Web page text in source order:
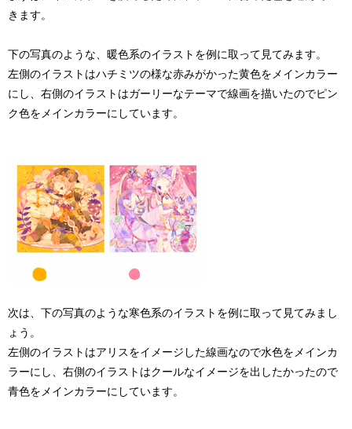
きます。
下の写真のような、暖色系のイラストを例に取って見てみます。
左側のイラストはハチミツの様な赤みがかった黄色をメインカラー
にし、右側のイラストはガーリーなテーマで線画を描いたのでピン
ク色をメインカラーにしています。
次は、下の写真のような寒色系のイラストを例に取って見てみまし
ょう。
左側のイラストはアリスをイメージした線画なので水色をメインカ
ラーにし、右側のイラストはクールなイメージを出したかったので
青色をメインカラーにしています。